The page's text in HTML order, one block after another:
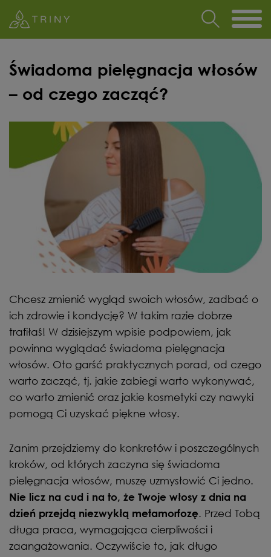
Świadoma pielęgnacja włosów
– od czego zacząć?
Chcesz zmienić wygląd swoich włosów, zadbać o
ich zdrowie i kondycję? W takim razie dobrze
trafiłaś! W dzisiejszym wpisie podpowiem, jak
powinna wyglądać świadoma pielęgnacja
włosów. Oto garść praktycznych porad, od czego
warto zacząć, tj. jakie zabiegi warto wykonywać,
co warto zmienić oraz jakie kosmetyki czy nawyki
pomogą Ci uzyskać piękne włosy.
Zanim przejdziemy do konkretów i poszczególnych
kroków, od których zaczyna się świadoma
pielęgnacja włosów, muszę uzmysłowić Ci jedno.
Nie licz na cud i na to, że Twoje włosy z dnia na
dzień przejdą niezwykłą metamorfozę. Przed Tobą
długa praca, wymagająca cierpliwości i
zaangażowania. Oczywiście to, jak długo